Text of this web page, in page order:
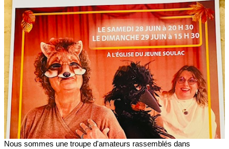
Nous sommes une troupe d'amateurs rassemblés dans